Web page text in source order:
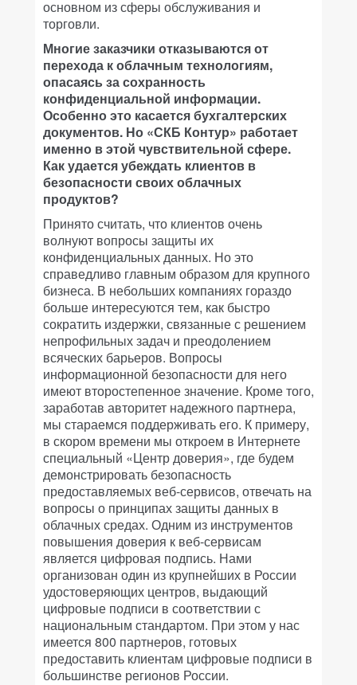
основном из сферы обслуживания и
торговли.
Многие заказчики отказываются от
перехода к облачным технологиям,
опасаясь за сохранность
конфиденциальной информации.
Особенно это касается бухгалтерских
документов. Но «СКБ Контур» работает
именно в этой чувствительной сфере.
Как удается убеждать клиентов в
безопасности своих облачных
продуктов?
Принято считать, что клиентов очень
волнуют вопросы защиты их
конфиденциальных данных. Но это
справедливо главным образом для крупного
бизнеса. В небольших компаниях гораздо
больше интересуются тем, как быстро
сократить издержки, связанные с решением
непрофильных задач и преодолением
всяческих барьеров. Вопросы
информационной безопасности для него
имеют второстепенное значение. Кроме того,
заработав авторитет надежного партнера,
мы стараемся поддерживать его. К примеру,
в скором времени мы откроем в Интернете
специальный «Центр доверия», где будем
демонстрировать безопасность
предоставляемых веб-сервисов, отвечать на
вопросы о принципах защиты данных в
облачных средах. Одним из инструментов
повышения доверия к веб-сервисам
является цифровая подпись. Нами
организован один из крупнейших в России
удостоверяющих центров, выдающий
цифровые подписи в соответствии с
национальным стандартом. При этом у нас
имеется 800 партнеров, готовых
предоставить клиентам цифровые подписи в
большинстве регионов России.